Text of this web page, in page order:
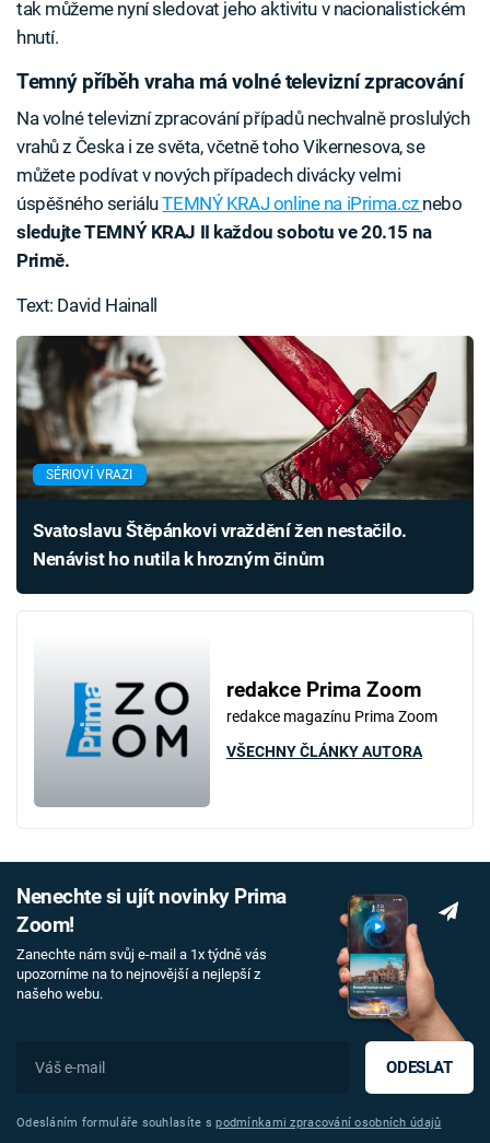
tak můžeme nyní sledovat jeho aktivitu v nacionalistickém
hnutí.
Temný příběh vraha má volné televizní zpracování
Na volné televizní zpracování případů nechvalně proslulých
vrahů z Česka i ze světa, včetně toho Vikernesova, se
můžete podívat v nových případech divácky velmi
úspěšného seriáluTEMNÝ KRAJ online na iPrima.cz nebo
sledujte TEMNÝ KRAJ II každou sobotu ve 20.15 na
Primě.
Text: David Hainall
SÉRIOVÍ VRAZI
Svatoslavu Štěpánkovi vraždění žen nestačilo.
Nenávist ho nutila k hrozným činům
redakce Prima Zoom
redakce magazínu Prima Zoom
VŠECHNY ČLÁNKY AUTORA
Nenechte si ujít novinky Prima
Zoom!
Zanechte nám svůj e-mail a 1x týdně vás
upozorníme na to nejnovější a nejlepší z
našeho webu.
ODESLAT
Odesláním formuláře souhlasíte spodmínkami zpracování osobních údajů